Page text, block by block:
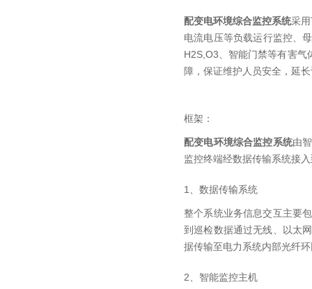
配变电环境综合监控系统采用
电流电压等负载运行监控、
H2S,O3、智能门禁等有害
障，保证维护人员安全，延
框架：
配变电环境综合监控系统由
监控终端经数据传输系统接
1、数据传输系统
整个系统业务信息交互主要
到巡检数据通过无线、以太
据传输至电力系统内部光纤
2、智能监控主机